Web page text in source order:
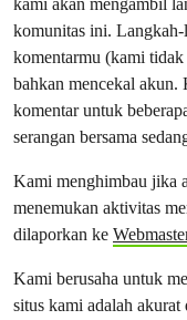
komunitas ini. Langkah-
komentarmu (kami
bahkan mencekal akun.
komentar untuk
serangan bersama
Kami menghimbau jika
menemukan aktivitas
dilaporkan ke
Kami berusaha untuk
situs kami adalah